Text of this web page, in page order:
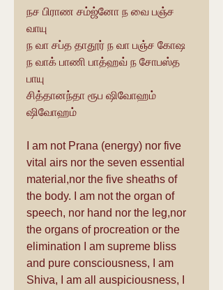
நச பிராண சம்ஜ்னோ ந வை பஞ்ச
வாயு
ந வா சப்த தாதூர் ந வா பஞ்ச கோஷ
ந வாக் பாணி பாத்ஹவ் ந சோபஸ்த
பாயு
சித்தானந்தா ரூப ஷிவோஹம்
ஷிவோஹம்
I am not Prana (energy) nor five
vital airs nor the seven essential
material,nor the five sheaths of
the body. I am not the organ of
speech, nor hand nor the leg,nor
the organs of procreation or the
elimination I am supreme bliss
and pure consciousness, I am
Shiva, I am all auspiciousness, I